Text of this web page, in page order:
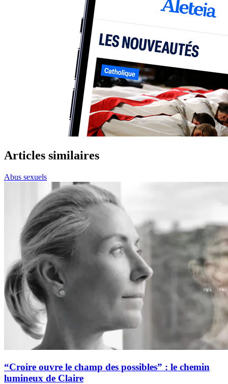
Articles similaires
Abus sexuels
“Croire ouvre le champ des possibles” : le chemin
lumineux de Claire